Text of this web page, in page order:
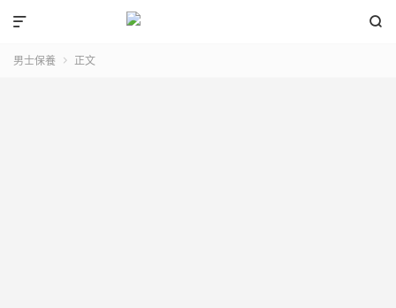


男士保養  正文